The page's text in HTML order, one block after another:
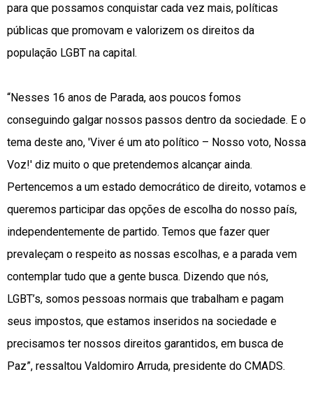
para que possamos conquistar cada vez mais, políticas
públicas que promovam e valorizem os direitos da
população LGBT na capital.
“Nesses 16 anos de Parada, aos poucos fomos
conseguindo galgar nossos passos dentro da sociedade. E o
tema deste ano, 'Viver é um ato político – Nosso voto, Nossa
Voz!' diz muito o que pretendemos alcançar ainda.
Pertencemos a um estado democrático de direito, votamos e
queremos participar das opções de escolha do nosso país,
independentemente de partido. Temos que fazer quer
prevaleçam o respeito as nossas escolhas, e a parada vem
contemplar tudo que a gente busca. Dizendo que nós,
LGBT’s, somos pessoas normais que trabalham e pagam
seus impostos, que estamos inseridos na sociedade e
precisamos ter nossos direitos garantidos, em busca de
Paz”, ressaltou Valdomiro Arruda, presidente do CMADS.